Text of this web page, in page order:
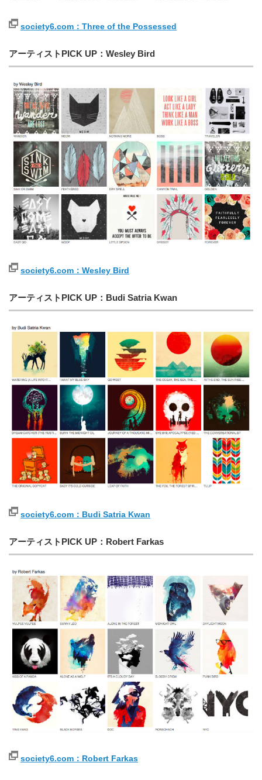
society6.com：Three of the Possessed
アーティストPICK UP：Wesley Bird
society6.com：Wesley Bird
アーティストPICK UP：Budi Satria Kwan
society6.com：Budi Satria Kwan
アーティストPICK UP：Robert Farkas
society6.com：Robert Farkas